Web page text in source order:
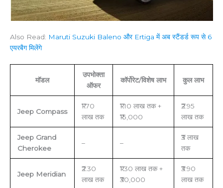
Also Read: Maruti Suzuki Baleno और Ertiga में अब स्टैंडर्ड रूप से 6
एयरबैग मिलेंगे
मॉडल
उपभोक्ता
ऑफर
कॉर्पोरेट/विशेष लाभ कुल लाभ
Jeep Compass
₹1.70
लाख तक
₹1.10 लाख तक +
₹15,000
₹2.95
लाख तक
Jeep Grand
Cherokee
– –
₹3 लाख
तक
Jeep Meridian
₹2.30
लाख तक
₹1.30 लाख तक +
₹30,000
₹3.90
लाख तक